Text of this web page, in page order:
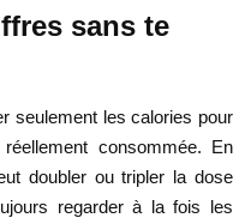
sans te
seulement les calories pour
consommée. En
doubler ou tripler la dose
regarder à la fois les